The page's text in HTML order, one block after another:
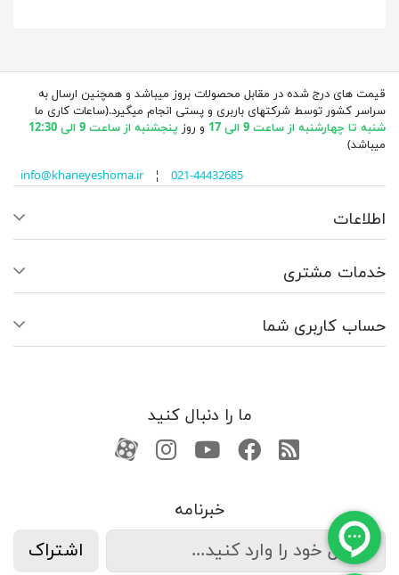
قیمت های درج شده در مقابل محصولات بروز میباشد و همچنین ارسال به
سراسر کشور توسط شرکتهای باربری و پستی انجام میگیرد.(ساعات کاری ما
شنبه تا چهارشنبه از ساعت 9 الی 17
و روز پنجشنبه از ساعت 9 الی 12:30
میباشد)
info@khaneyeshoma.ir¦ 021-44432685
اطلاعات
خدمات مشتری
حساب کاربری شما
ما را دنبال کنید
RSSفیسبوکیوتیوبکانال آپارات
کانال آپارات
خبرنامه
اشتراک